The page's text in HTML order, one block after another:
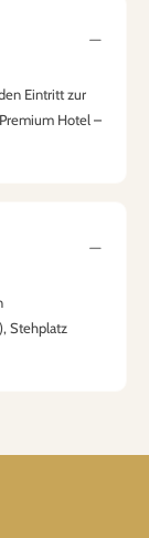
Eintritt zur
Hotel –
Stehplatz